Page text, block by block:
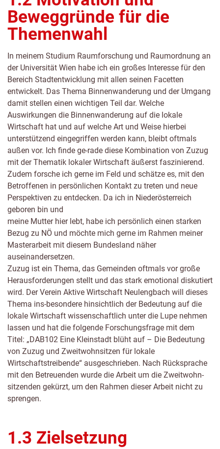
Beweggründe für die
Themenwahl
In meinem Studium Raumforschung und Raumordnung an
der Universität Wien habe ich ein großes Interesse für den
Bereich Stadtentwicklung mit allen seinen Facetten
entwickelt. Das Thema Binnenwanderung und der Umgang
damit stellen einen wichtigen Teil dar. Welche
Auswirkungen die Binnenwanderung auf die lokale
Wirtschaft hat und auf welche Art und Weise hierbei
unterstützend eingegriffen werden kann, bleibt oftmals
außen vor. Ich finde ge-rade diese Kombination von Zuzug
mit der Thematik lokaler Wirtschaft äußerst faszinierend.
Zudem forsche ich gerne im Feld und schätze es, mit den
Betroffenen in persönlichen Kontakt zu treten und neue
Perspektiven zu entdecken. Da ich in Niederösterreich
geboren bin und
meine Mutter hier lebt, habe ich persönlich einen starken
Bezug zu NÖ und möchte mich gerne im Rahmen meiner
Masterarbeit mit diesem Bundesland näher
auseinandersetzen.
Zuzug ist ein Thema, das Gemeinden oftmals vor große
Herausforderungen stellt und das stark emotional diskutiert
wird. Der Verein Aktive Wirtschaft Neulengbach will dieses
Thema ins-besondere hinsichtlich der Bedeutung auf die
lokale Wirtschaft wissenschaftlich unter die Lupe nehmen
lassen und hat die folgende Forschungsfrage mit dem
Titel: „DAB102 Eine Kleinstadt blüht auf – Die Bedeutung
von Zuzug und Zweitwohnsitzen für lokale
Wirtschaftstreibende“ ausgeschrieben. Nach Rücksprache
mit den Betreuenden wurde die Arbeit um die Zweitwohn-
sitzenden gekürzt, um den Rahmen dieser Arbeit nicht zu
sprengen.
1.3 Zielsetzung